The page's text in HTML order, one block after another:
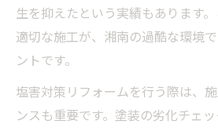
生を抑えたという実績もあります
適切な施工が、湘南の過酷な環境
ントです。
塩害対策リフォームを行う際は、
ンスも重要です。塗装の劣化チェ